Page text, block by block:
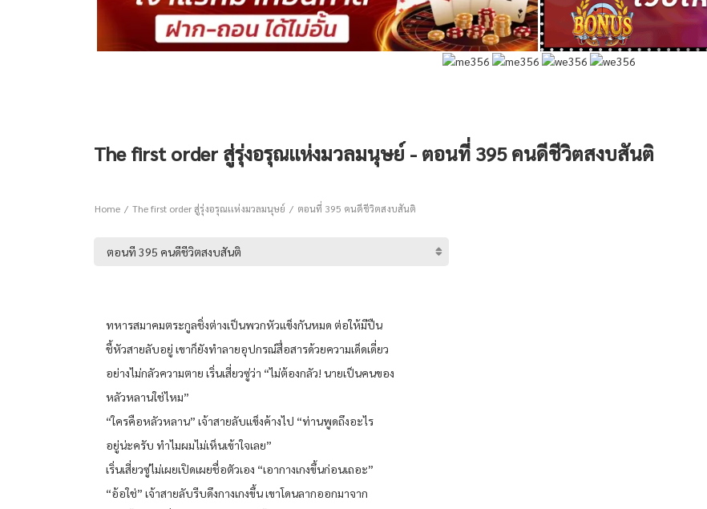
The first order สู่รุ่งอรุณเเห่งมวลมนุษย์ - ตอนที่ 395 คนดีชีวิตสงบสันติ
Home The first order สู่รุ่งอรุณเเห่งมวลมนุษย์ ตอนที่ 395 คนดีชีวิตสงบสันติ
ทหารสมาคมตระกูลชิ่งต่างเป็นพวกหัวแข็งกันหมด ต่อให้มีปืน
ชี้หัวสายลับอยู่ เขาก็ยังทำลายอุปกรณ์สื่อสารด้วยความเด็ดเดี่ยว
อย่างไม่กลัวความตาย เริ่นเสี่ยวซู่ว่า “ไม่ต้องกลัว! นายเป็นคนของ
หลัวหลานใช่ไหม”
“ใครคือหลัวหลาน” เจ้าสายลับแข็งค้างไป “ท่านพูดถึงอะไร
อยู่น่ะครับ ทำไมผมไม่เห็นเข้าใจเลย”
เริ่นเสี่ยวซู่ไม่เผยเปิดเผยชื่อตัวเอง “เอากางเกงขึ้นก่อนเถอะ”
“อ้อใช่” เจ้าสายลับรีบดึงกางเกงขึ้น เขาโดนลากออกมาจาก